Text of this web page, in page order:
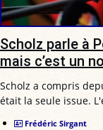
Scholz parle à
mais c’est un
Scholz a compris
était la seule issue.
Frédéric Sirgant